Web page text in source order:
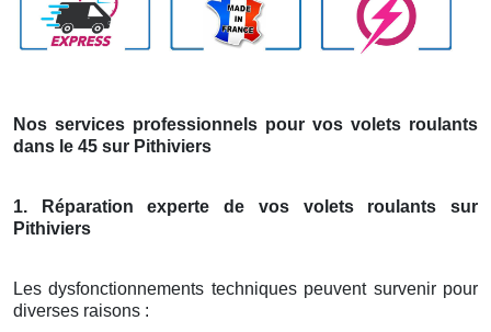
Nos services professionnels pour vos volets roulants
dans le 45 sur Pithiviers
1. Réparation experte de vos volets roulants sur
Pithiviers
Les dysfonctionnements techniques peuvent survenir pour
diverses raisons :